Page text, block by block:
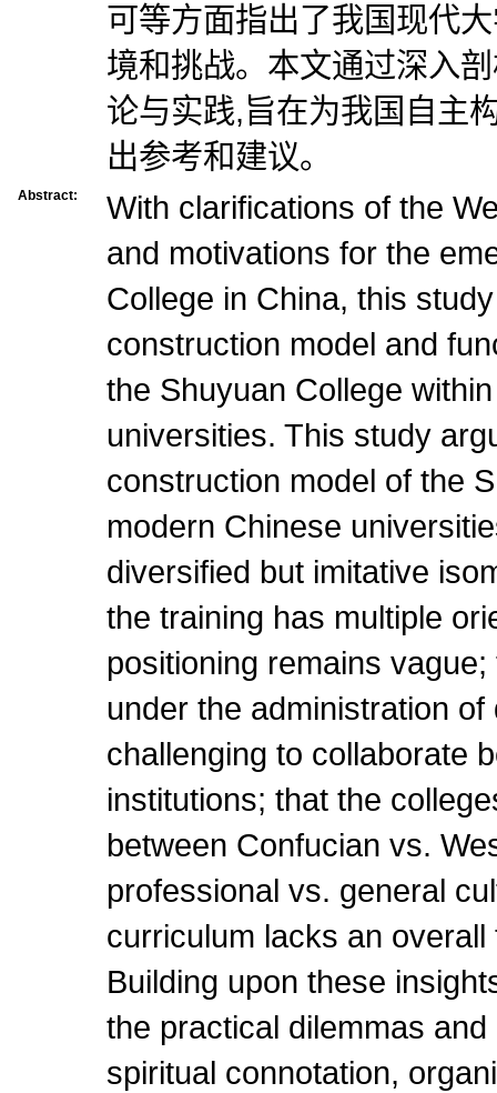
可等方面指出了我国现代
境和挑战。本文通过深入
论与实践,旨在为我国自主
出参考和建议。
Abstract:
With clarifications of the
and motivations for the
College in China, this
construction model and
the Shuyuan College
universities. This study
construction model of the
modern Chinese
diversified but imitative
the training has multiple
positioning remains
under the administration
challenging to collaborate
institutions; that the
between Confucian vs.
professional vs. general
curriculum lacks an
Building upon these
the practical dilemmas
spiritual connotation,